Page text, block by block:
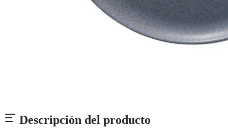
Descripción del producto